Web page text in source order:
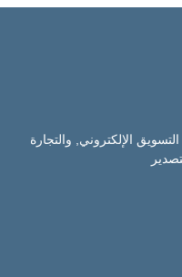
الإلكتروني, والتجارة